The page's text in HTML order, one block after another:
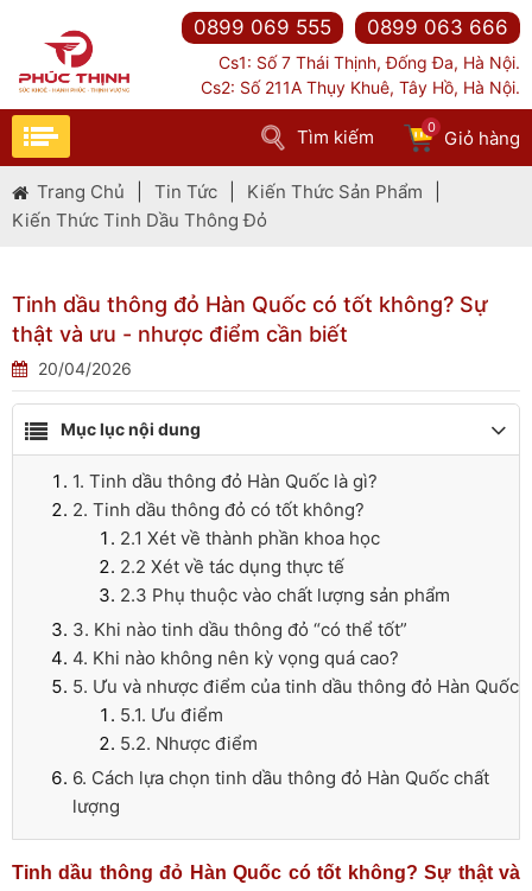
Cs1: Số 7 Thái Thịnh, Đống Đa, Hà Nội.
Cs2: Số 211A Thụy Khuê, Tây Hồ, Hà Nội.
Giỏ hàng
0
Tìm kiếm
0899 069 555 0899 063 666
Trang Chủ Tin Tức Kiến Thức Sản Phẩm
Kiến Thức Tinh Dầu Thông Đỏ
Tinh dầu thông đỏ Hàn Quốc có tốt không? Sự
thật và ưu - nhược điểm cần biết
20/04/2026
Mục lục nội dung
1. Tinh dầu thông đỏ Hàn Quốc là gì?
2. Tinh dầu thông đỏ có tốt không?
2.1 Xét về thành phần khoa học
2.2 Xét về tác dụng thực tế
2.3 Phụ thuộc vào chất lượng sản phẩm
3. Khi nào tinh dầu thông đỏ “có thể tốt”
4. Khi nào không nên kỳ vọng quá cao?
5. Ưu và nhược điểm của tinh dầu thông đỏ Hàn Quốc
5.1. Ưu điểm
5.2. Nhược điểm
6. Cách lựa chọn tinh dầu thông đỏ Hàn Quốc chất
lượng
Tinh dầu thông đỏ Hàn Quốc có tốt không? Sự thật và